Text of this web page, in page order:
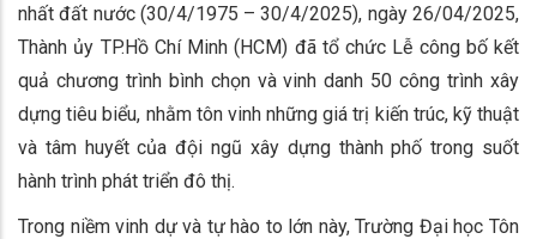
nhất đất nước (30/4/1975 – 30/4/2025), ngày 26/04/2025,
Thành ủy TP.Hồ Chí Minh (HCM) đã tổ chức Lễ công bố kết
quả chương trình bình chọn và vinh danh 50 công trình xây
dựng tiêu biểu, nhằm tôn vinh những giá trị kiến trúc, kỹ thuật
và tâm huyết của đội ngũ xây dựng thành phố trong suốt
hành trình phát triển đô thị.
Trong niềm vinh dự và tự hào to lớn này, Trường Đại học Tôn